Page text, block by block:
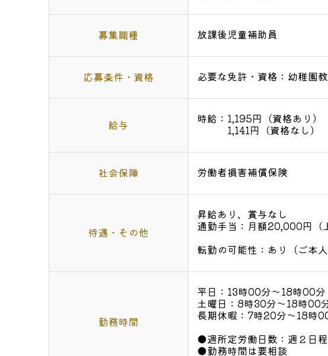
募集職種 放課後児童補助員
応募条件・資格 必要な免許・資格：幼稚園
給与
時給：1,195円（資格あり）
1,141円（資格なし）
社会保障 労働者損害補償保険
待遇・その他
昇給あり、賞与なし
通勤手当：月額20,000円（
転勤の可能性：あり（ご本人
勤務時間
平日：13時00分～18時00
土曜日：8時30分～18時
長期休暇：7時20分～18時
●週所定労働日数：週２日
●勤務時間は要相談